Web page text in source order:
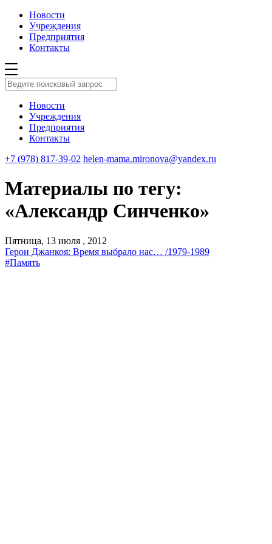
Новости
Учреждения
Предприятия
Контакты
Новости
Учреждения
Предприятия
Контакты
+7 (978) 817-39-02 helen-mama.mironova@yandex.ru
Материалы по тегу:
«Александр Синченко»
Пятница, 13 июля , 2012
Герои Джанкоя: Время выбрало нас… /1979-1989
#Память